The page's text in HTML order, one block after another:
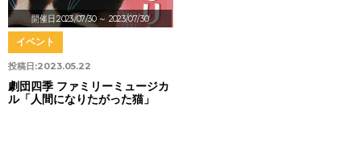
開催日:2023/07/30 ～ 2023/07/30
投稿日:2023.05.22
イベント
劇団四季 ファミリーミュージカ
ル「人間になりたがった猫」